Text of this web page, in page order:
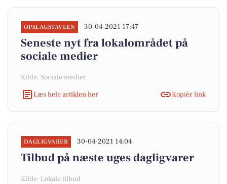
OPSLAGSTAVLEN 30-04-2021 17:47
Seneste nyt fra lokalområdet på
sociale medier
Kilde: Sociale medier
Læs hele artiklen her
Kopiér link
DAGLIGVARER 30-04-2021 14:04
Tilbud på næste uges dagligvarer
Kilde: Lokale tilbud